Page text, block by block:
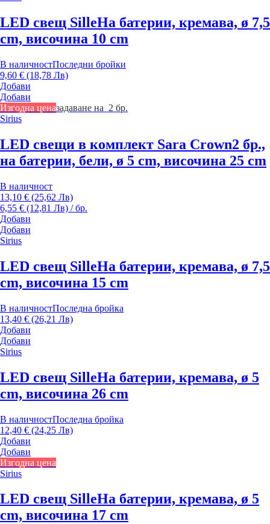
LED свещ SilleНа батерии, кремава, ø 7,5
cm, височина 10 cm
В наличностПоследни бройки
9,60 € (18,78 Лв)
Добави
Добави
Изгодна ценазадаване на 2 бр.
Sirius
LED свещи в комплект Sara Crown2 бр.,
на батерии, бели, ø 5 cm, височина 25 cm
В наличност
13,10 € (25,62 Лв)
6,55 € (12,81 Лв) / бр.
Добави
Добави
Sirius
LED свещ SilleНа батерии, кремава, ø 7,5
cm, височина 15 cm
В наличностПоследна бройка
13,40 € (26,21 Лв)
Добави
Добави
Sirius
LED свещ SilleНа батерии, кремава, ø 5
cm, височина 26 cm
В наличностПоследна бройка
12,40 € (24,25 Лв)
Добави
Добави
Изгодна цена
Sirius
LED свещ SilleНа батерии, кремава, ø 5
cm, височина 17 cm